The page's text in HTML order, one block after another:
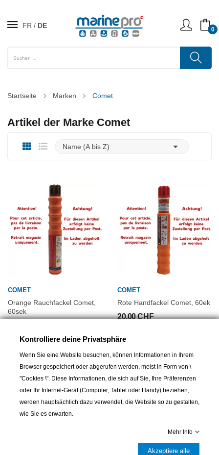
FR DE 0
Startseite Marken Comet
Artikel der Marke Comet
Name (A bis Z) 
COMET
Orange Rauchfackel Comet,
60sek
COMET
Rote Handfackel Comet, 60ek
20,00 CHF
Kontrolliere deine Privatsphäre
Wenn Sie eine Website besuchen, können Informationen in Ihrem
Browser gespeichert oder abgerufen werden, meist in Form von \
"Cookies \". Diese Informationen, die sich auf Sie, Ihre Präferenzen
oder Ihr Internet-Gerät (Computer, Tablet oder Handy) beziehen,
werden hauptsächlich dazu verwendet, die Website so zu gestalten,
wie Sie es erwarten.
Mehr Info
Akzeptiere alle